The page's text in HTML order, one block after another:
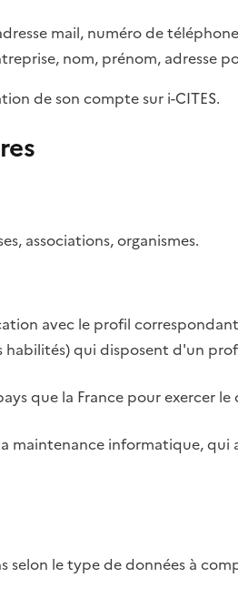
mail, numéro de téléphone
nom, prénom, adresse
de son compte sur i-CITES.
associations, organismes.
avec le profil
habilités) qui disposent d'un
que la France pour exercer
maintenance informatique,
selon le type de données à